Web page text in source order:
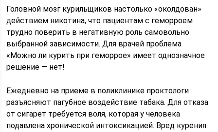
Головной мозг курильщиков настолько «околдован»
действием никотина, что пациентам с геморроем
трудно поверить в негативную роль самовольно
выбранной зависимости. Для врачей проблема
«Можно ли курить при геморрое» имеет однозначное
решение — нет!
Ежедневно на приеме в поликлинике проктологи
разъясняют пагубное воздействие табака. Для отказа
от сигарет требуется воля, которая у человека
подавлена хронической интоксикацией. Вред курения